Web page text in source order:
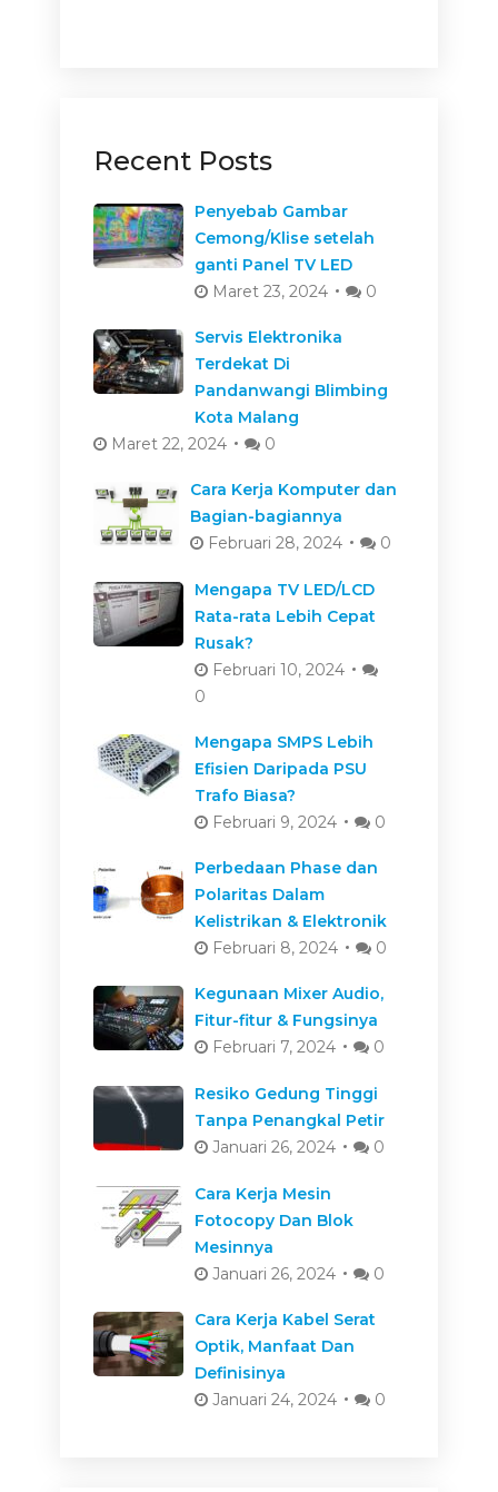
Recent Posts
Penyebab Gambar
Cemong/Klise setelah
ganti Panel TV LED
Maret 23, 2024
0
Servis Elektronika
Terdekat Di
Pandanwangi Blimbing
Kota Malang
Maret 22, 2024
0
Cara Kerja Komputer dan
Bagian-bagiannya
Februari 28, 2024
0
Mengapa TV LED/LCD
Rata-rata Lebih Cepat
Rusak?
Februari 10, 2024
0
Mengapa SMPS Lebih
Efisien Daripada PSU
Trafo Biasa?
Februari 9, 2024
0
Perbedaan Phase dan
Polaritas Dalam
Kelistrikan & Elektronik
Februari 8, 2024
0
Kegunaan Mixer Audio,
Fitur-fitur & Fungsinya
Februari 7, 2024
0
Resiko Gedung Tinggi
Tanpa Penangkal Petir
Januari 26, 2024
0
Cara Kerja Mesin
Fotocopy Dan Blok
Mesinnya
Januari 26, 2024
0
Cara Kerja Kabel Serat
Optik, Manfaat Dan
Definisinya
Januari 24, 2024
0